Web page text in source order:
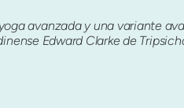
avanzada y una variante
Edward Clarke de